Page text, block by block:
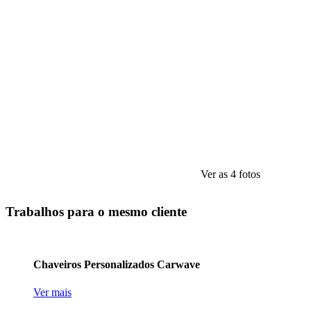
Ver as 4 fotos
Trabalhos para o mesmo cliente
Chaveiros Personalizados Carwave
Ver mais